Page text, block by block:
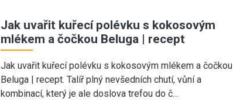
Jak uvařit kuřecí polévku s kokosovým
mlékem a čočkou Beluga | recept
Jak uvařit kuřecí polévku s kokosovým mlékem a čočkou
Beluga | recept. Talíř plný nevšedních chutí, vůní a
kombinací, který je ale doslova trefou do č…